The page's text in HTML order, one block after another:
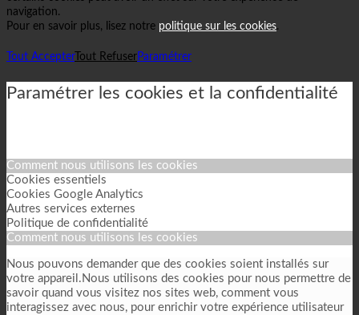
navigation.
Pour en savoir plus, lisez notre politique sur les cookies.
Tout AccepterTout RefuserParamétrer
Paramétrer les cookies et la confidentialité
Comment nous utilisons les cookies
Cookies essentiels
Cookies Google Analytics
Autres services externes
Politique de confidentialité
Comment nous utilisons les cookies
Nous pouvons demander que des cookies soient installés sur
votre appareil.Nous utilisons des cookies pour nous permettre de
savoir quand vous visitez nos sites web, comment vous
interagissez avec nous, pour enrichir votre expérience utilisateur